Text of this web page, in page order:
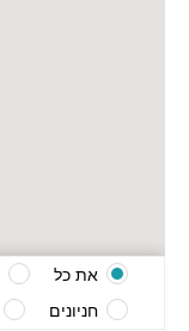
את כל
חניונים